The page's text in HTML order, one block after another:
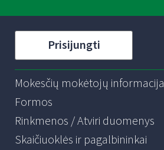
Prisijungti
Mokesčių mokėtojų informacija
Formos
Rinkmenos / Atviri duomenys
Skaičiuoklės ir pagalbininkai